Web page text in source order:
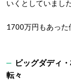
いくとしていました
1700万円もあった
ビッグダディ
転々